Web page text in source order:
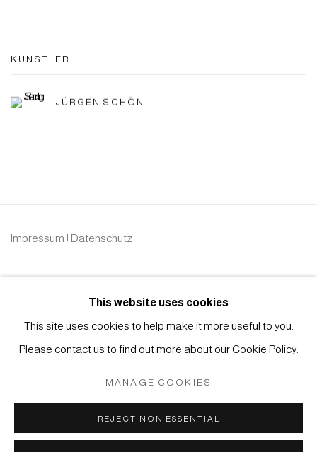
KÜNSTLER
JÜRGEN SCHÖN
Impressum | Datenschutz
Manage cookies
This website uses cookies
This site uses cookies to help make it more useful to you.
Please contact us to find out more about our Cookie Policy.
MANAGE COOKIES
REJECT NON ESSENTIAL